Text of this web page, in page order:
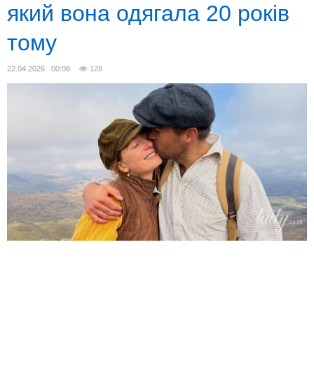
який вона одягала 20 років
тому
22.04.2026 00:08 128